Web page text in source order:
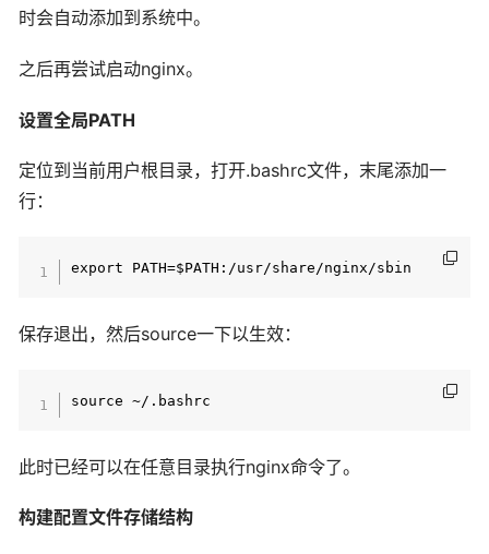
时会自动添加到系统中。
之后再尝试启动nginx。
设置全局PATH
定位到当前用户根目录，打开.bashrc文件，末尾添加一
行：
保存退出，然后source一下以生效：
此时已经可以在任意目录执行nginx命令了。
构建配置文件存储结构